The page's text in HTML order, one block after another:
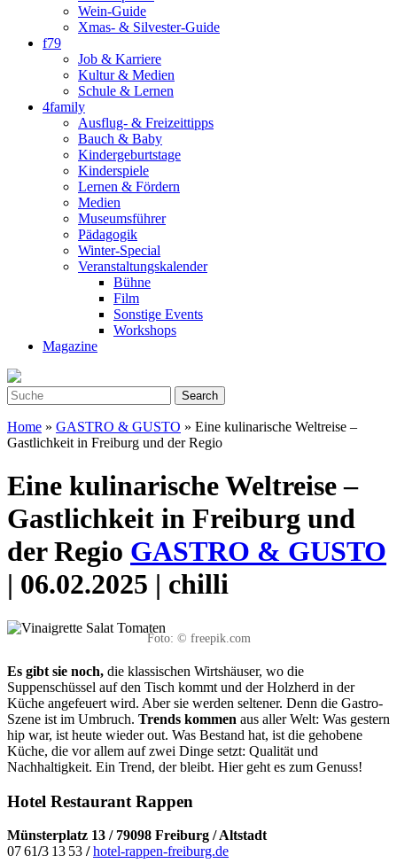
Wein-Guide
Xmas- & Silvester-Guide
f79
Job & Karriere
Kultur & Medien
Schule & Lernen
4family
Ausflug- & Freizeittipps
Bauch & Baby
Kindergeburtstage
Kinderspiele
Lernen & Fördern
Medien
Museumsführer
Pädagogik
Winter-Special
Veranstaltungskalender
Bühne
Film
Sonstige Events
Workshops
Magazine
Home » GASTRO & GUSTO » Eine kulinarische Weltreise –
Gastlichkeit in Freiburg und der Regio
Eine kulinarische Weltreise –
Gastlichkeit in Freiburg und
der Regio GASTRO & GUSTO
| 06.02.2025 | chilli
Foto: © freepik.com
Es gibt sie noch, die klassischen Wirtshäuser, wo die
Suppenschüssel auf den Tisch kommt und der Holzherd in der
Küche angefeuert wird. Aber sie werden seltener. Denn die Gastro-
Szene ist im Umbruch. Trends kommen aus aller Welt: Was gestern
hip war, ist heute wieder out. Was Bestand hat, ist die gehobene
Küche, die vor allem auf zwei Dinge setzt: Qualität und
Nachhaltigkeit. Ein Trend, der bleibt. Hier geht es zum Genuss!
Hotel Restaurant Rappen
Münsterplatz 13 / 79098 Freiburg / Altstadt
07 61/3 13 53 / hotel-rappen-freiburg.de